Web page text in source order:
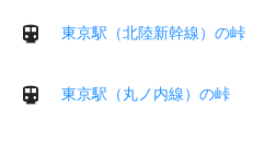
東京駅（北陸新幹線）の峠
東京駅（丸ノ内線）の峠